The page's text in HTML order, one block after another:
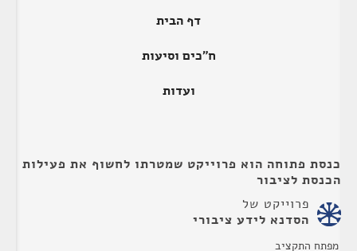
דף הבית
ח"כים וסיעות
ועדות
כנסת פתוחה הוא פרוייקט שמטרתו לחשוף את פעילות
הכנסת לציבור
פרוייקט של
הסדנא לידע ציבורי
מפתח התקציב